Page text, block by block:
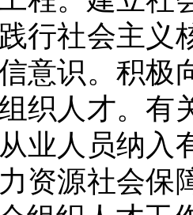
行社会主义
意识。积极
织人才。有
业人员纳入
资源社会保